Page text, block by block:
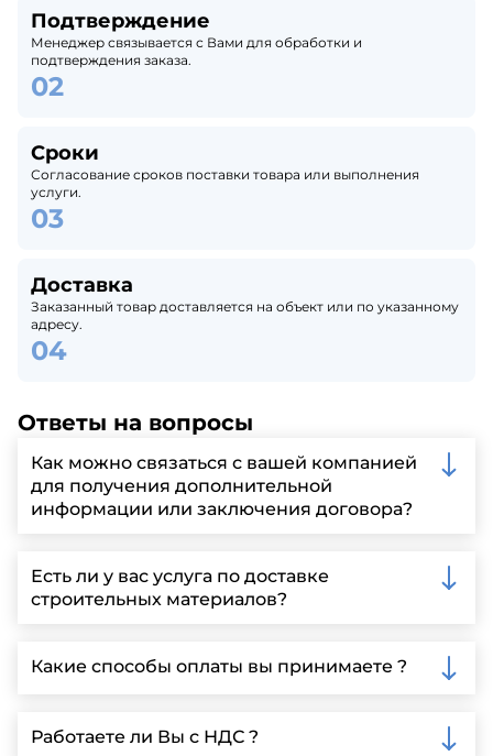
Подтверждение
Менеджер связывается с Вами для обработки и
подтверждения заказа.
Сроки
Согласование сроков поставки товара или выполнения
услуги.
Доставка
Заказанный товар доставляется на объект или по указанному
адресу.
Ответы на вопросы
Как можно связаться с вашей компанией
для получения дополнительной
информации или заключения договора?
запрос через нашу официальную почту или
заполнить форму на нашем сайте для более
детальной информации и организации встречи.
Есть ли у вас услуга по доставке
строительных материалов?
Ленинградской области, у нас собственный
автопарк, для обеспечения быстрой и надежной
Какие способы оплаты вы принимаете ?
включая наличные, банковские переводы,
кредитные карты. Подробную информацию о
Работаете ли Вы с НДС ?